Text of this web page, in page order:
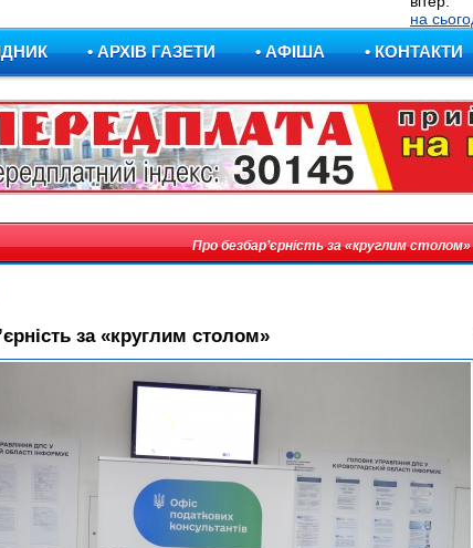
на
• АРХІВ ГАЗЕТИ • АФІША • КОНТАКТИ
Про безбар’єрність за «круглим столом»
за «круглим столом»